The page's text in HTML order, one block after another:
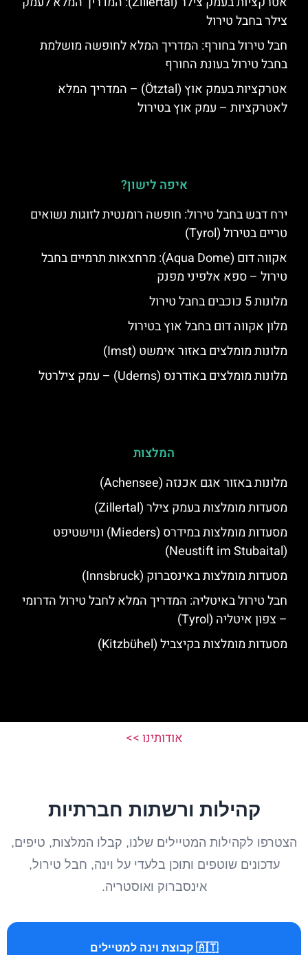
צילר בחבל טירול
חבל טירול בחורף: המדריך המלא לחופשה מושלמת
בחבל טירול בעונת החורף
אטרקציות בעמק אוץ (Ötztal) – המדריך המלא
לאטרקציות – עמק אוץ בטירול
איפה לישון?
ירח דבש בחבל טירול: חופשה רומנטית לזוגות נשואים
טריים בטירול (Tyrol)
אקווה דום (Aqua Dome): מרחצאות תרמיים בחבל
טירול – ספא אלפיני מפנק
מלונות 5 כוכבים בחבל טירול
מלון אקווה דום בחבל אוץ בטירול
מלונות מומלצים באזור אימשט (Imst)
מלונות מומלצים באודרנס (Uderns) – עמק צילרטל
המלצות
מלונות באזור אגם אכנזה (Achensee)
מסעדות מומלצות בעמק צילר (Zillertal)
מסעדות מומלצות במידרס (Mieders) ונוישטיפט
(Neustift im Stubaital)
מסעדות מומלצות באינסברוק (Innsbruck)
חבל טירול באיטליה: המדריך המלא לחבל טירול הדרומי
– צפון איטליה (Tyrol)
מסעדות מומלצות בקיצביל (Kitzbühel)
אודותינו >>
קהילות ורשתות חברתיות
הצטרפו לקהילות המטיילים שלנו, קבלו המלצות, טיפים,
עדכונים שוטפים ותוכן בלעדי על וינה, חבל טירול,
אינסברוק ואוסטריה.
🇦🇹 קבוצת וינה למטיילים